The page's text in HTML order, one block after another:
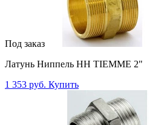
Под заказ
Латунь Ниппель НН TIEMME 2"
1 353 руб. Купить